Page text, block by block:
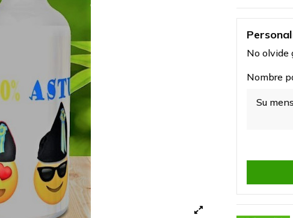
No olvide
Nombre